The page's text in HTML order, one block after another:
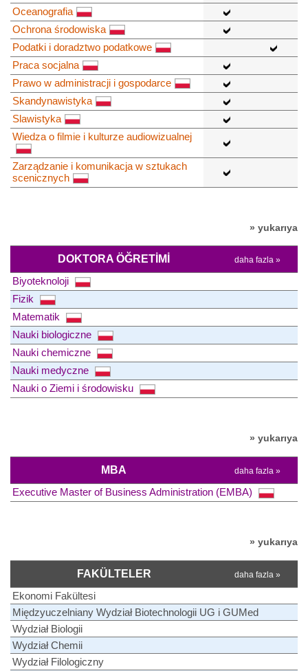
Oceanografia
Ochrona środowiska
Podatki i doradztwo podatkowe
Praca socjalna
Prawo w administracji i gospodarce
Skandynawistyka
Slawistyka
Wiedza o filmie i kulturze audiowizualnej
Zarządzanie i komunikacja w sztukach
scenicznych
» yukarıya
DOKTORA ÖĞRETIMI daha fazla »
Biyoteknoloji
Fizik
Matematik
Nauki biologiczne
Nauki chemiczne
Nauki medyczne
Nauki o Ziemi i środowisku
» yukarıya
MBA daha fazla »
Executive Master of Business Administration (EMBA)
» yukarıya
FAKÜLTELER daha fazla »
Ekonomi Fakültesi
Międzyuczelniany Wydział Biotechnologii UG i GUMed
Wydział Biologii
Wydział Chemii
Wydział Filologiczny